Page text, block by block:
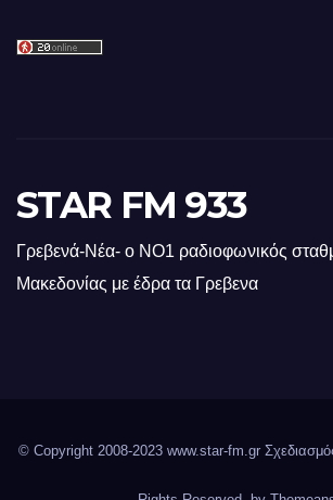
STAR FM 933
Γρεβενά-Νέα- ο ΝΟ1 ραδιοφωνικός
Μακεδονίας με έδρα τα Γρεβενα
© Copyright 2008-2023 www.star-fm.gr